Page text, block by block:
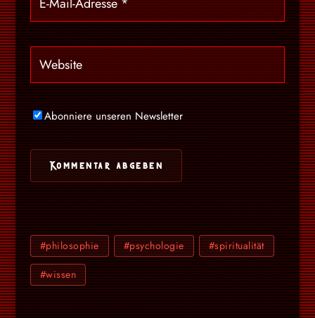
Abonniere unseren Newsletter
#philosophie #psychologie #spiritualität
#wissen